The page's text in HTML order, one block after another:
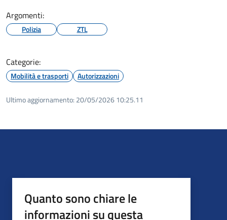
Argomenti:
Polizia ZTL
Categorie:
Mobilità e trasporti Autorizzazioni
Ultimo aggiornamento: 20/05/2026 10:25.11
Quanto sono chiare le
informazioni su questa